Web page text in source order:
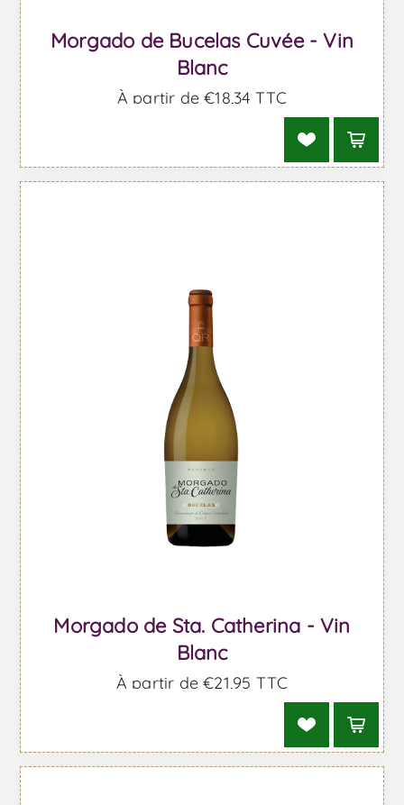
Morgado de Bucelas Cuvée - Vin
Blanc
À partir de €18,34 TTC
Morgado de Sta. Catherina - Vin
Blanc
À partir de €21,95 TTC